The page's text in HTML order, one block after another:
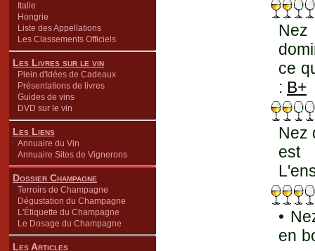
Italie
Hongrie
Liste des Appellations
Les Classements Officiels
Les Livres sur le vin
Plein d'Idées de Cadeaux
Présentations de livres
Guides de vins
DVD sur le vin
Les Liens
Annuaire du Vin
Annuaire Sites de Vignerons
Dossier Champagne
Terroirs de Champagne
Dégustation du Champagne
L'Étiquette du Champagne
Le Dosage du Champagne
Les Articles
Nez
ce
: B+
Nez
est
•
en